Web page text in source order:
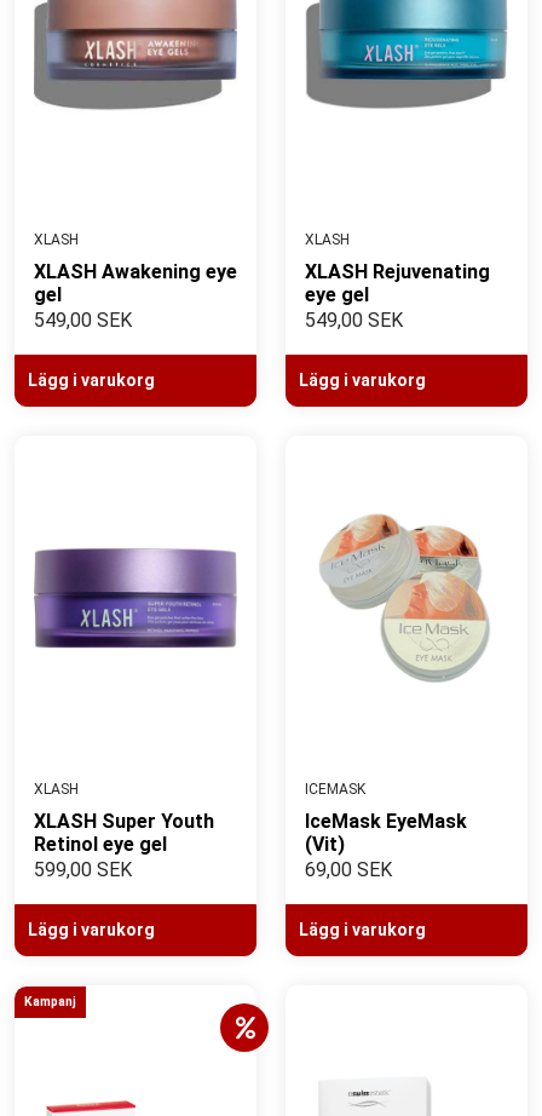
XLASH
XLASH Awakening eye
gel
549,00 SEK
Lägg i varukorg
XLASH
XLASH Rejuvenating
eye gel
549,00 SEK
Lägg i varukorg
XLASH
XLASH Super Youth
Retinol eye gel
599,00 SEK
Lägg i varukorg
ICEMASK
IceMask EyeMask
(Vit)
69,00 SEK
Lägg i varukorg
Kampanj